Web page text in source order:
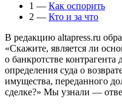
1 — Как оспорить
2 — Кто и за что
В редакцию altapress.ru
«Скажите, является ли
о банкротстве
определения суда о
имущества, переданного
сделке?» Мы узнали —